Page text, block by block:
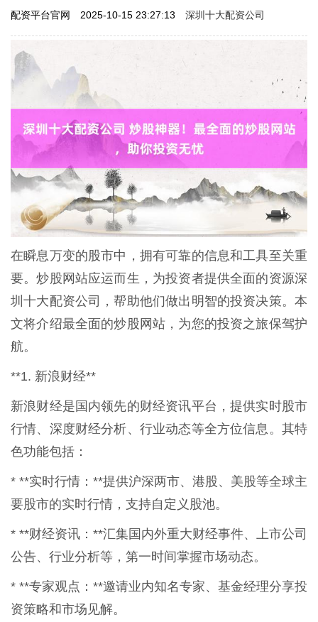
配资平台官网 2025-10-15 23:27:13 深圳十大配资公司
在瞬息万变的股市中，拥有可靠的信息和工具至关重
要。炒股网站应运而生，为投资者提供全面的资源深
圳十大配资公司，帮助他们做出明智的投资决策。本
文将介绍最全面的炒股网站，为您的投资之旅保驾护
航。
**1. 新浪财经**
新浪财经是国内领先的财经资讯平台，提供实时股市
行情、深度财经分析、行业动态等全方位信息。其特
色功能包括：
* **实时行情：**提供沪深两市、港股、美股等全球主
要股市的实时行情，支持自定义股池。
* **财经资讯：**汇集国内外重大财经事件、上市公司
公告、行业分析等，第一时间掌握市场动态。
* **专家观点：**邀请业内知名专家、基金经理分享投
资策略和市场见解。